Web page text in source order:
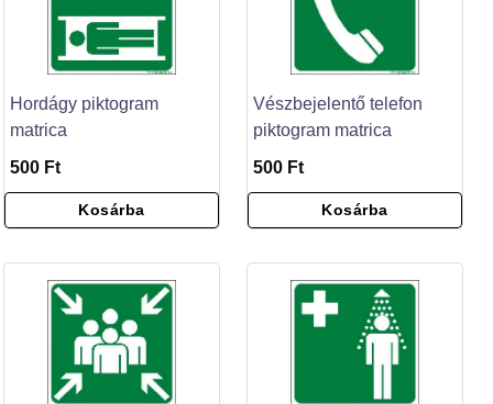
Hordágy piktogram
matrica
500 Ft
Kosárba
Vészbejelentő telefon
piktogram matrica
500 Ft
Kosárba